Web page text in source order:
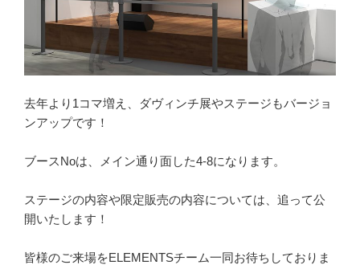
去年より1コマ増え、ダヴィンチ展やステージもバージョ
ンアップです！
ブースNoは、メイン通り面した4-8になります。
ステージの内容や限定販売の内容については、追って公
開いたします！
皆様のご来場をELEMENTSチーム一同お待ちしておりま